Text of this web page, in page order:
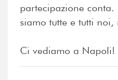
partecipazione conta.
siamo tutte e tutti noi,
Ci vediamo a Napoli!